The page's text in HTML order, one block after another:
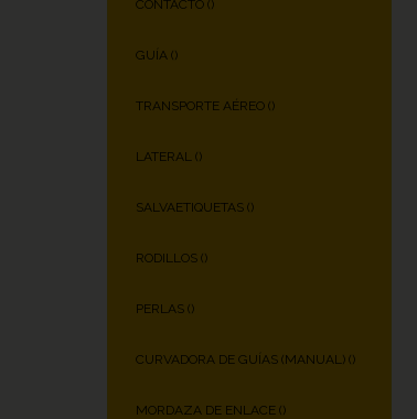
CONTACTO ()
GUÍA ()
TRANSPORTE AÉREO ()
LATERAL ()
SALVAETIQUETAS ()
RODILLOS ()
PERLAS ()
CURVADORA DE GUÍAS (MANUAL) ()
MORDAZA DE ENLACE ()